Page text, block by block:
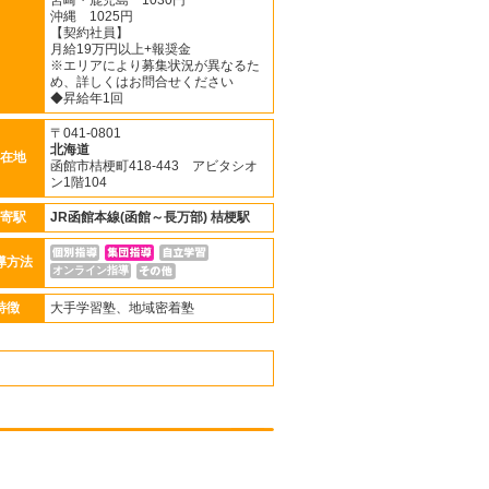
沖縄 1025円
【契約社員】
月給19万円以上+報奨金
※エリアにより募集状況が異なるた
め、詳しくはお問合せください
◆昇給年1回
地
〒041-0801
北海道
函館市桔梗町418-443 アビタシオ
ン1階104
駅 JR函館本線(函館～長万部) 桔梗駅
方法
オンライン指導
徴 大手学習塾、地域密着塾